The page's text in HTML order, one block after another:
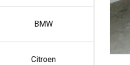
BMW
Citroen